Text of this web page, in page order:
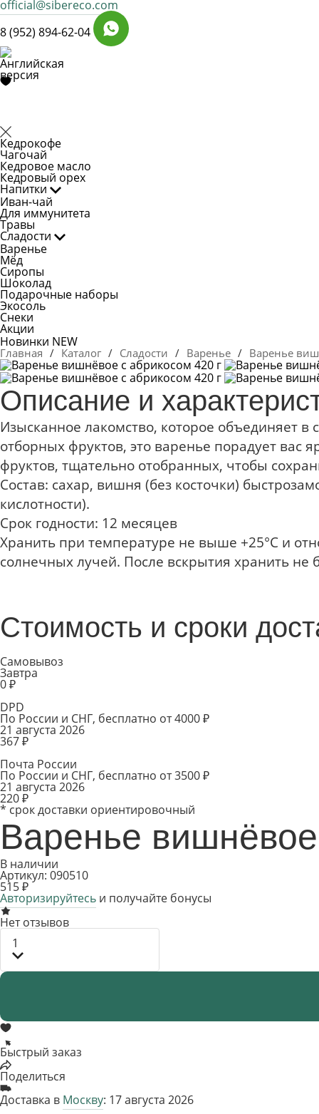
official@sibereco.com
8 (952) 894-62-04
Кедрокофе
Чагочай
Кедровое масло
Кедровый орех
Напитки
Иван-чай
Для иммунитета
Травы
Сладости
Варенье
Мёд
Сиропы
Шоколад
Подарочные наборы
Экосоль
Снеки
Акции
Новинки NEW
Главная / Каталог / Сладости / Варенье / Варенье
Описание и
Изысканное лакомство, которое объединяет
отборных фруктов, это варенье порадует вас
фруктов, тщательно отобранных, чтобы
Состав: сахар, вишня (без косточки)
кислотности).
Срок годности: 12 месяцев
Хранить при температуре не выше +25°С и
солнечных лучей. После вскрытия хранить не
Стоимость и сроки
Самовывоз
Завтра
0 ₽
DPD
По России и СНГ, бесплатно от 4000 ₽
21 августа 2026
367 ₽
Почта России
По России и СНГ, бесплатно от 3500 ₽
21 августа 2026
220 ₽
* срок доставки ориентировочный
Варенье
В наличии
Артикул: 090510
515 ₽
Авторизируйтесь и получайте бонусы
Нет отзывов
1
Быстрый заказ
Поделиться
Доставка в Москву: 17 августа 2026